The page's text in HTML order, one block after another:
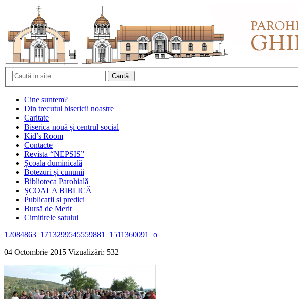
Cine suntem?
Din trecutul bisericii noastre
Caritate
Biserica nouă și centrul social
Kid’s Room
Contacte
Revista “NEPSIS”
Școala duminicală
Botezuri și cununii
Biblioteca Parohială
ȘCOALA BIBLICĂ
Publicații și predici
Bursă de Merit
Cimitirele satului
12084863_1713299545559881_1511360091_o
04 Octombrie 2015 Vizualizări: 532